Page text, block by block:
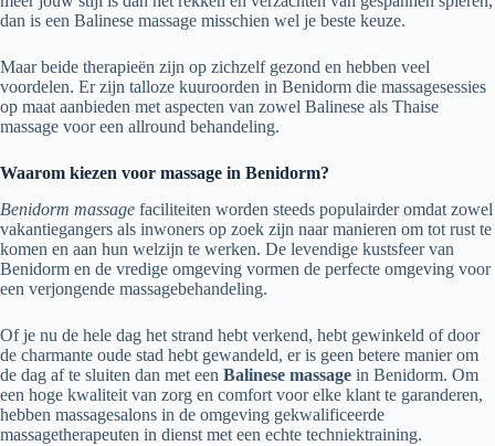
dan is een Balinese massage misschien wel je beste keuze.
Maar beide therapieën zijn op zichzelf gezond en hebben veel
voordelen. Er zijn talloze kuuroorden in Benidorm die massagesessies
op maat aanbieden met aspecten van zowel Balinese als Thaise
massage voor een allround behandeling.
Waarom kiezen voor massage in Benidorm?
Benidorm massage faciliteiten worden steeds populairder omdat zowel
vakantiegangers als inwoners op zoek zijn naar manieren om tot rust te
komen en aan hun welzijn te werken. De levendige kustsfeer van
Benidorm en de vredige omgeving vormen de perfecte omgeving voor
een verjongende massagebehandeling.
Of je nu de hele dag het strand hebt verkend, hebt gewinkeld of door
de charmante oude stad hebt gewandeld, er is geen betere manier om
de dag af te sluiten dan met een Balinese massage in Benidorm. Om
een hoge kwaliteit van zorg en comfort voor elke klant te garanderen,
hebben massagesalons in de omgeving gekwalificeerde
massagetherapeuten in dienst met een echte techniektraining.